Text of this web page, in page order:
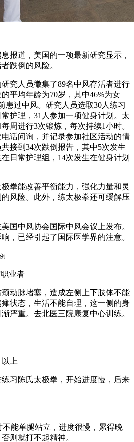
道，美国的一项最新研究显示，
跌倒的风险。
人员徵集了89名中风存活者进行
平均年龄为70岁，其中46%为女
患过中风。研究人员选取30人练习
护理，31人参加一项健身计划。太
周进行3次锻炼，每次持续1小时。
话问询，并记录参加社区活动的情
接到34次跌倒报告，其中5次发生
日常护理组，14次发生在健身计划
能改善平衡能力，强化力量和灵
风险。此外，练太极拳还可缓解压
中风协会国际中风会议上发布。
，已经引起了国际医学界的注意。
业者
动脉堵塞，造成左侧上下肢体不能
状态，生活不能自理，这一侧的身
严重。去北医三院康复中心训练。
上
陈氏太极拳，开始进度慢，后来
能单腿站立，进度很慢，累得晚
则就打不起精神。